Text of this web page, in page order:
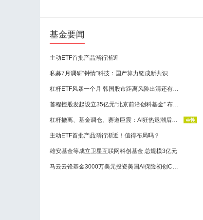
基金要闻
主动ETF首批产品渐行渐近
私募7月调研“钟情”科技：国产算力链成新共识
杠杆ETF风暴一个月 韩国股市距离风险出清还有“最后一公里”
首程控股发起设立35亿元“北京前沿创科基金” 布局物理AI
杠杆撤离、基金调仓、赛道巨震：AI狂热退潮后，A股后市如何布局？
主动ETF首批产品渐行渐近！值得布局吗？
雄安基金等成立卫星互联网科创基金 总规模3亿元
马云云锋基金3000万美元投资美国AI保险初创Corgi